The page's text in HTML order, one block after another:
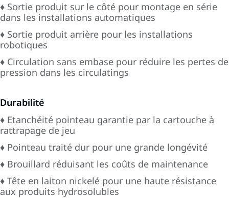
♦ Sortie produit sur le côté pour montage en série
dans les installations automatiques
♦ Sortie produit arrière pour les installations
robotiques
♦ Circulation sans embase pour réduire les pertes de
pression dans les circulatings
Durabilité
♦ Etanchéité pointeau garantie par la cartouche à
rattrapage de jeu
♦ Pointeau traité dur pour une grande longévité
♦ Brouillard réduisant les coûts de maintenance
♦ Tête en laiton nickelé pour une haute résistance
aux produits hydrosolubles